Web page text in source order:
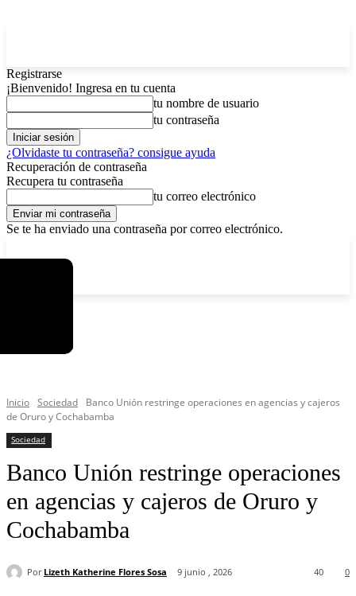
Registrarse
¡Bienvenido! Ingresa en tu cuenta
tu nombre de usuario
tu contraseña
¿Olvidaste tu contraseña? consigue ayuda
Recuperación de contraseña
Recupera tu contraseña
tu correo electrónico
Se te ha enviado una contraseña por correo electrónico.
Inicio Sociedad
Banco Unión restringe operaciones en agencias y cajeros
de Oruro y Cochabamba
Sociedad
Banco Unión restringe operaciones
en agencias y cajeros de Oruro y
Cochabamba
Por Lizeth Katherine Flores Sosa 9 junio , 2026 0
40